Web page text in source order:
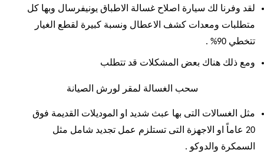
لقد وفرنا لك سيارة اصلاح غسالة الاطباق يونيفرسال وبها كل
متطلبات ومعدات كشف الاعطال ونسبة كبيرة لقطع الغيار
تتخطي 90% .
ومع ذلك هناك بعض المشكلات قد تتطلب
سحب الغسالة لمقر لورش الصيانة
مثل الغسالات التى بها عبث شديد او الموديلات القديمة فوق
20 عاماً او الاجهزة التى تستلزم عمل تجديد شامل مثل
السمكرة والدوكو .